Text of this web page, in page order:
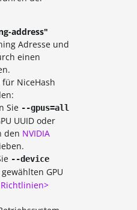
address"
Adresse und
einen
für NiceHash
Sie --gpus=all
UUID oder
den NVIDIA
--device
GPU